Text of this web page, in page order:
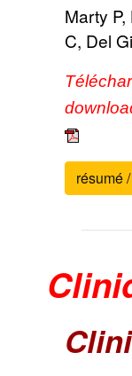
Marty
C, Del
résumé